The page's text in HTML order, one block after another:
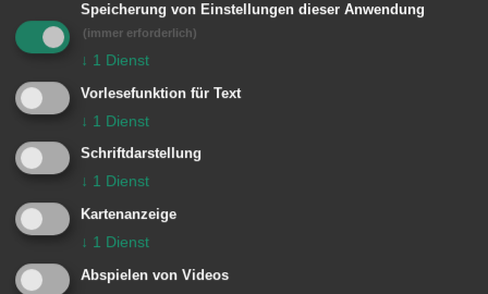
Lage im GIS-Geodatenportal anzeigen
Öffnungszeiten
Montag, 8.30 bis 11.45 Uhr
Dienstag, 8.30 bis 11.45 Uhr
Mittwoch, 8.30 bis 11.45 Uhr
Donnerstag, 15 bis 18 Uhr
Speicherung von Einstellungen dieser Anwendung
(immer erforderlich)
↓ 1 Dienst
Vorlesefunktion für Text
↓ 1 Dienst
Schriftdarstellung
↓ 1 Dienst
Kartenanzeige
↓ 1 Dienst
Abspielen von Videos